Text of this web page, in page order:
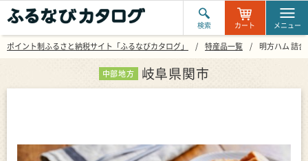
検索 カート メニュー
ポイント制ふるさと納税サイト「ふるなびカタログ」 特産品一覧 明方ハム 詰
中部地方 岐阜県関市